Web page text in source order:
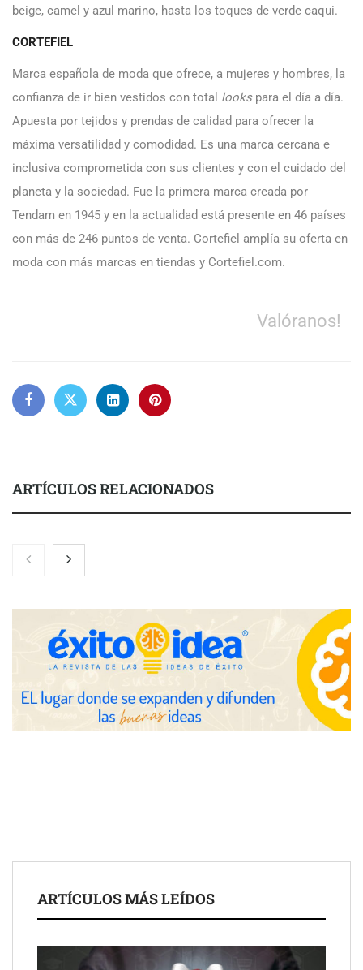
beige, camel y azul marino, hasta los toques de verde caqui.
CORTEFIEL
Marca española de moda que ofrece, a mujeres y hombres, la
confianza de ir bien vestidos con total looks para el día a día.
Apuesta por tejidos y prendas de calidad para ofrecer la
máxima versatilidad y comodidad. Es una marca cercana e
inclusiva comprometida con sus clientes y con el cuidado del
planeta y la sociedad. Fue la primera marca creada por
Tendam en 1945 y en la actualidad está presente en 46 países
con más de 246 puntos de venta. Cortefiel amplía su oferta en
moda con más marcas en tiendas y Cortefiel.com.
Valóranos!
ARTÍCULOS RELACIONADOS
El 82% de empresas industriales no encuentra personal
disponible: 100.000€ para formar nuevos profesionales
Nicols presenta seis modelos de anillos de compromiso para el
eclipse solar del 12 de agosto
avanzadas para trading estratégico
ARTÍCULOS MÁS LEÍDOS